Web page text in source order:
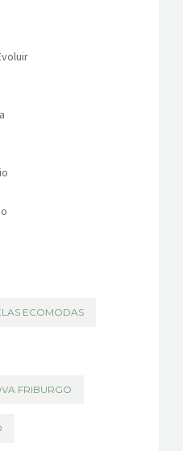
ECOMODAS
FRIBURGO